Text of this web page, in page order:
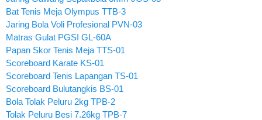
Bat Tenis Meja Olympus TTB-3
Jaring Bola Voli Profesional PVN-03
Matras Gulat PGSI GL-60A
Papan Skor Tenis Meja TTS-01
Scoreboard Karate KS-01
Scoreboard Tenis Lapangan TS-01
Scoreboard Bulutangkis BS-01
Bola Tolak Peluru 2kg TPB-2
Tolak Peluru Besi 7.26kg TPB-7